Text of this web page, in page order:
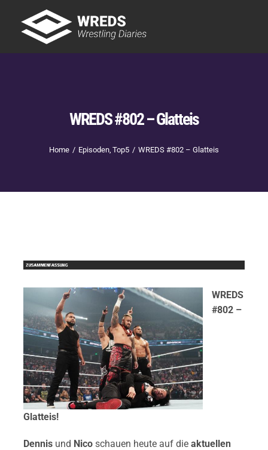
content
WREDS #802 – Glatteis
Home Episoden Top5 WREDS #802 – Glatteis
WREDS
#802 –
Glatteis!
Dennis und Nicoschauen heute auf die aktuellen